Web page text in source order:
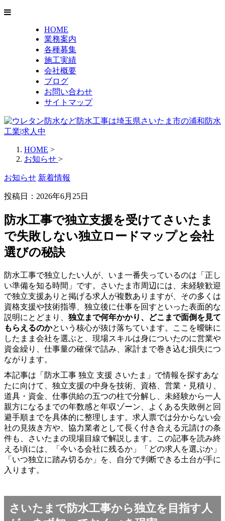
HOME
業務案内
各種募集
施工実績
会社概要
ブログ
お問い合わせ
サイトマップ
HOME >
お知らせ >
お知らせ 新着情報
投稿日：2026年6月25日
防水工事で独立支援を受けてさいたま
で失敗しない独立ロードマップと会社
選びの秘訣
防水工事で独立したい人が、いま一番失っているのは「正し
い準備を知る時間」です。さいたま市周辺には、未経験歓迎
で独立支援ありと掲げる求人が複数ありますが、その多くは
資格支援や技術指導、独立後に仕事を回すといった表面的な
説明にとどまり、 独立まで何年かかり、どこまで面倒を見て
もらえるのかという核心が抜け落ちています。ここを曖昧に
したまま会社を選ぶと、現場スキルは身についたのに営業や
資金繰り、仕事量の確保で詰み、家計まで巻き込む損失につ
ながります。
本記事は「防水工事 独立 支援 さいたま」で情報を探すあな
たに向けて、独立支援の中身を技術、資格、営業・見積り、
道具・資金、仕事供給の五つの柱で分解し、未経験から一人
親方になるまでの年数感と年収ゾーン、よくある失敗例と回
避手順までを具体的に整理します。求人票では分からない会
社の見抜き方や、協力業者として長く付き合える元請けの条
件も、さいたまの現場目線で解説します。この記事を読み終
える頃には、「今いる会社に残るか」「どの求人を選ぶか」
「いつ独立に踏み切るか」を、自分で判断できる土台が手に
入ります。
さいたまで防水工事から独立を目指す人